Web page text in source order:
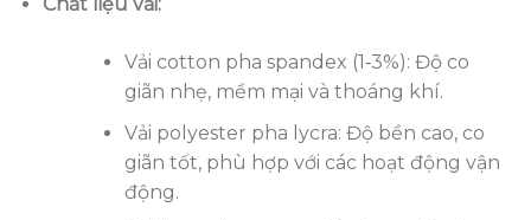
Chất liệu vải:
Vải cotton pha spandex (1‑3%): Độ co
giãn nhẹ, mềm mại và thoáng khí.
Vải polyester pha lycra: Độ bền cao, co
giãn tốt, phù hợp với các hoạt động vận
động.